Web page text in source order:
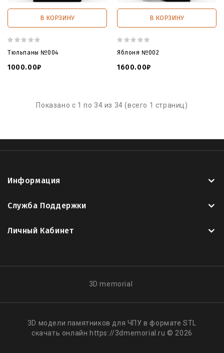
В КОРЗИНУ
Тюльпаны №004
1000.00₽
В КОРЗИНУ
Яблоня №002
1600.00₽
Показано с 1 по 34 из 34 (всего 1 страниц)
Информация
Служба Поддержки
Личный Кабинет
3D memorial
3D модели памятников для ЧПУ в формате STL
скачать онлайн https://3dmemorial.ru © 2026